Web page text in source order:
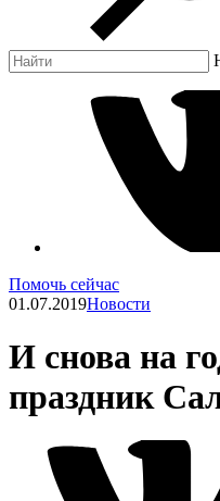
Помочь сейчас
01.07.2019Новости
И снова на
праздник